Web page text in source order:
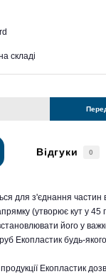
складі
Відгуки 0
для з'єднання частин
(утворює кут у 45
його у
Екопластик будь-
Екопластик